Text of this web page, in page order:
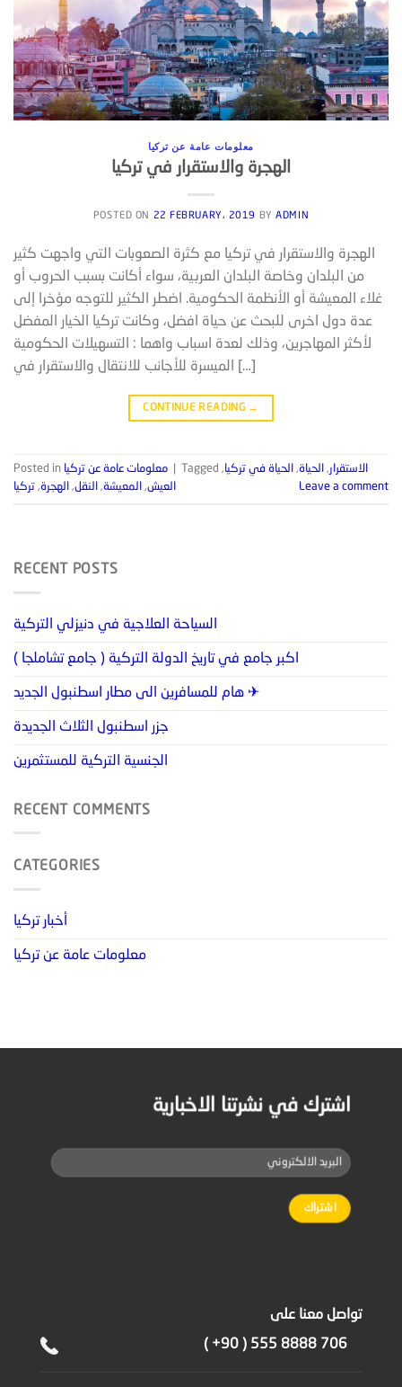
معلومات عامة عن تركيا
الهجرة والاستقرار في تركيا
POSTED ON 22 FEBRUARY، 2019 BYADMIN
الهجرة والاستقرار في تركيا مع كثرة الصعوبات التي واجهت كثير
من البلدان وخاصة البلدان العربية، سواء أكانت بسبب الحروب أو
غلاء المعيشة أو الأنظمة الحكومية. اضطر الكثير للتوجه مؤخرا إلى
عدة دول اخرى للبحث عن حياة افضل، وكانت تركيا الخيار المفضل
لأكثر المهاجرين، وذلك لعدة اسباب واهما : التسهيلات الحكومية
الميسرة للأجانب للانتقال والاستقرار في […]
CONTINUE READING →
Posted in معلومات عامة عن تركيا Tagged الاستقرار, الحياة, الحياة في تركيا,
العيش, المعيشة, النقل, الهجرة, تركيا Leave a comment
RECENT POSTS
السياحة العلاجية في دنيزلي التركية
اكبر جامع في تاريخ الدولة التركية ( جامع تشاملجا )
هام للمسافرين الى مطار اسطنبول الجديد ✈
جزر اسطنبول الثلاث الجديدة
الجنسية التركية للمستثمرين
RECENT COMMENTS
CATEGORIES
أخبار تركيا
معلومات عامة عن تركيا
اشترك في نشرتنا الاخبارية
تواصل معنا على
( +90 ) 555 8888 706